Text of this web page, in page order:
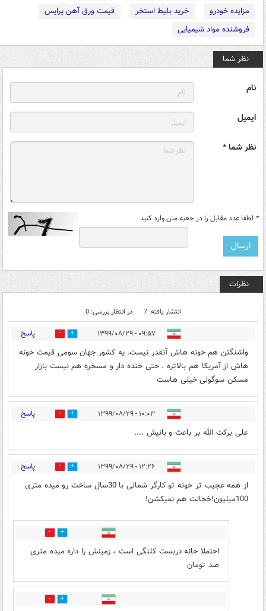
مزایده خودرو
خرید بلیط استخر
قیمت ورق آهن پرایس
فروشنده مواد شیمیایی
نظر شما
نام
ایمیل
نظر شما *
* لطفا عدد مقابل را در جعبه متن وارد کنید
نظرات
انتشار یافته: 7 در انتظار بررسی: 0
۰۹:۵۷ - ۱۳۹۹/۰۸/۲۹ 3 پاسخ
واشنگتن هم خونه هاش آنقدر نیست. یه کشور جهان سومی قیمت خونه
هاش از آمریکا هم بالاتره . حتی خنده دار و مسخره هم نیست بازار
مسکن سوگولی خیلی هاست
۱۰:۰۳ - ۱۳۹۹/۰۸/۲۹ 4 پاسخ
علی برکت الله بر باعث و بانیش ....
۱۲:۲۶ - ۱۳۹۹/۰۸/۲۹ 5 پاسخ
از همه عجیب تر خونه تو کارگر شمالی با 30سال ساخت رو میده متری
100میلیون!خجالت هم نمیکشن!
1
احتملا خانه دربست کلنگی است ، زمینش را داره میده متری
صد تومان
3